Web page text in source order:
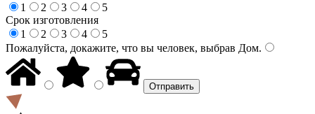
1
2 3 4
5
Срок изготовления
1
2 3 4
5
Пожалуйста, докажите, что вы человек, выбрав Дом.